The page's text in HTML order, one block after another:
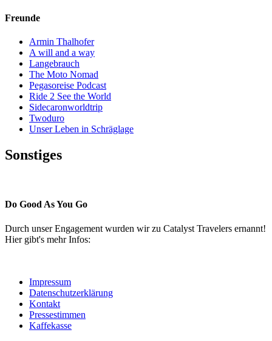
Freunde
Armin Thalhofer
A will and a way
Langebrauch
The Moto Nomad
Pegasoreise Podcast
Ride 2 See the World
Sidecaronworldtrip
Twoduro
Unser Leben in Schräglage
Sonstiges
Do Good As You Go
Durch unser Engagement wurden wir zu Catalyst Travelers ernannt!
Hier gibt's mehr Infos:
Impressum
Datenschutzerklärung
Kontakt
Pressestimmen
Kaffekasse